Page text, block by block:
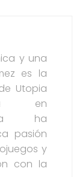
y una
es la
Utopia
en
ha
pasión
y
con la